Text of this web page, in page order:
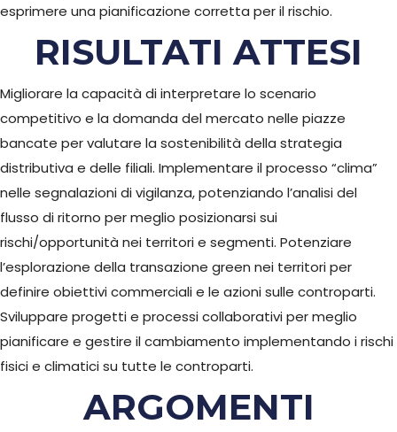
esprimere una pianificazione corretta per il rischio.
RISULTATI ATTESI
Migliorare la capacità di interpretare lo scenario
competitivo e la domanda del mercato nelle piazze
bancate per valutare la sostenibilità della strategia
distributiva e delle filiali. Implementare il processo “clima”
nelle segnalazioni di vigilanza, potenziando l’analisi del
flusso di ritorno per meglio posizionarsi sui
rischi/opportunità nei territori e segmenti. Potenziare
l’esplorazione della transazione green nei territori per
definire obiettivi commerciali e le azioni sulle controparti.
Sviluppare progetti e processi collaborativi per meglio
pianificare e gestire il cambiamento implementando i rischi
fisici e climatici su tutte le controparti.
ARGOMENTI